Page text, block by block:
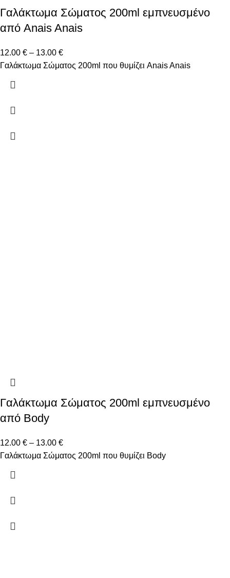
Γαλάκτωμα Σώματος 200ml εμπνευσμένο
από Anais Anais
12.00 € – 13.00 €
Γαλάκτωμα Σώματος 200ml που θυμίζει Anais Anais
Γαλάκτωμα Σώματος 200ml εμπνευσμένο
από Body
12.00 € – 13.00 €
Γαλάκτωμα Σώματος 200ml που θυμίζει Body